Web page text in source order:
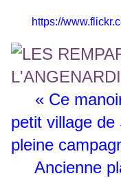
https://
« Ce
petit village de
pleine
Ancienne